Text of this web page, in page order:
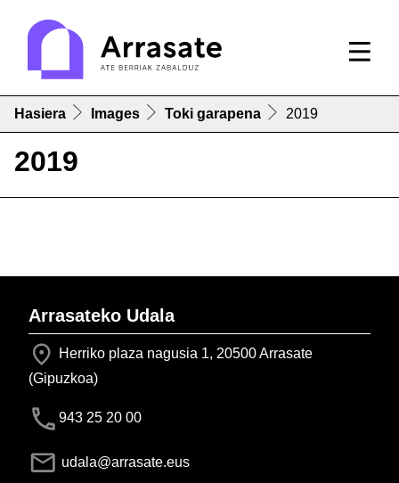
Hasiera Images Toki garapena 2019
2019
Arrasateko Udala
Herriko plaza nagusia 1, 20500 Arrasate
(Gipuzkoa)
943 25 20 00
udala@arrasate.eus